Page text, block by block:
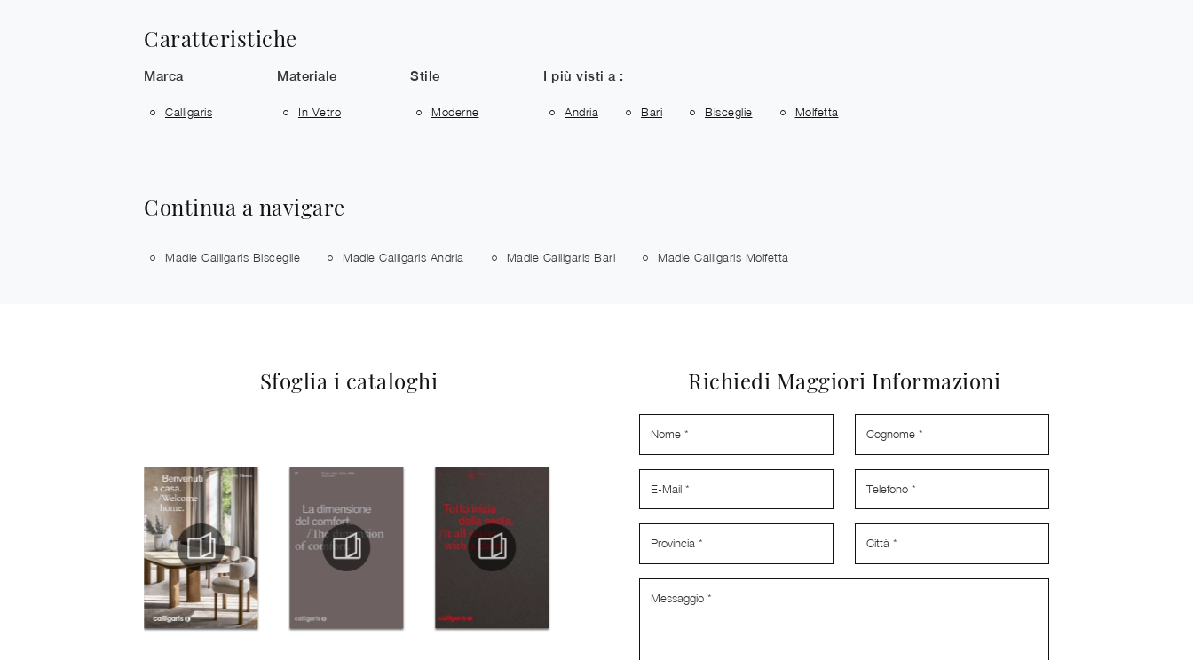
Caratteristiche
Marca
Calligaris
Materiale
In Vetro
Stile
Moderne
I più visti a :
Andria Bari Bisceglie Molfetta
Continua a navigare
Madie Calligaris Bisceglie Madie Calligaris Andria Madie Calligaris Bari Madie Calligaris Molfetta
Sfoglia i cataloghi Richiedi Maggiori Informazioni